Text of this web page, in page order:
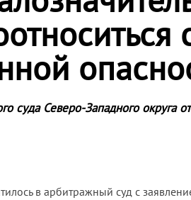
суда Северо-Западного
в арбитражный суд с